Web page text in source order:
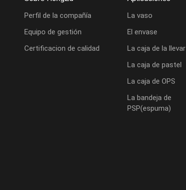
Perfil de la compañía
Equipo de gestión
Certificacion de calidad
La vaso
El envase
La caja de la llevar
La caja de pastel
La caja de OPS
La bandeja de
PSP(espuma)